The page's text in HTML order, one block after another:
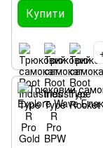
Купити